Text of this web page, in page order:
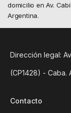
domicilio en Av.
Argentina.
Dirección legal:
(CP1428) - Caba.
Contacto